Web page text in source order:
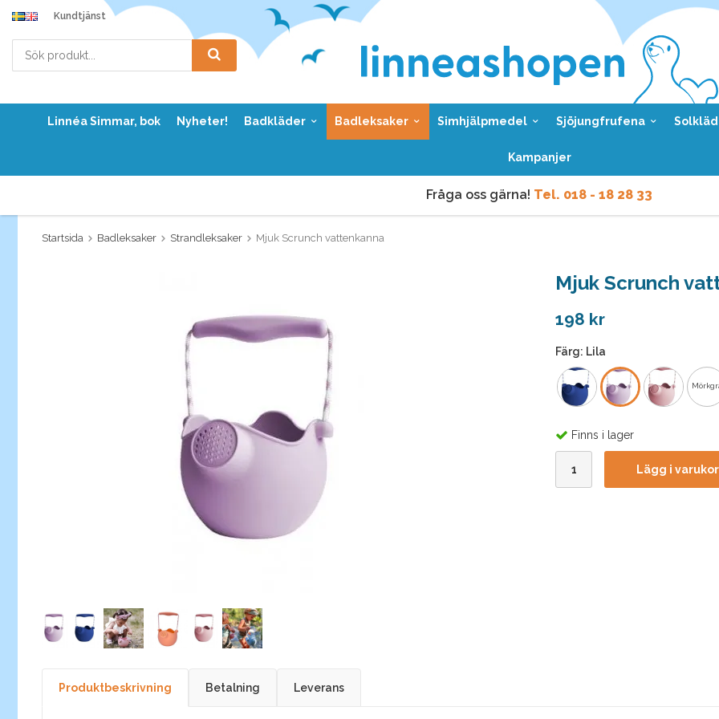
Kundtjänst
Linnéa Simmar, bok Nyheter! Badkläder Badleksaker Simhjälpmedel Sjöjungfrufena
Kampanjer
Fråga oss gärna! Tel. 018 - 18 28 33
Vi skickar samma dagvid order före kl 9 vardagar.
vid order före kl 9 vardagar.
Startsida Badleksaker Strandleksaker Mjuk Scrunch vattenkanna
Mjuk Scrunch
198 kr
Färg: Lila
Finns i lager
Lägg i
Produktbeskrivning Betalning Leverans